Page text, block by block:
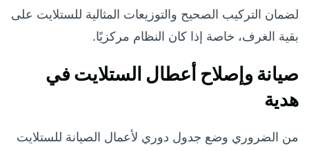
لضمان التركيب الصحيح والتوزيعات المثالية للستلايت على
بقية الغرف، خاصة إذا كان النظام مركزيًا.
صيانة وإصلاح أعطال الستلايت في
هدية
من الضروري وضع جدول دوري لأعمال الصيانة للستلايت